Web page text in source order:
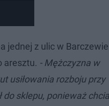
jednej z ulic w
aresztu. - Mężczyzna w
usiłowania rozboju przy
sklepu, ponieważ